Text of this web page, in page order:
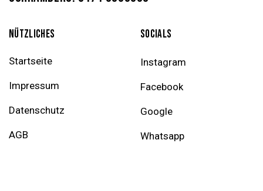
NÜTZLICHES
Startseite
Impressum
Datenschutz
AGB
SOCIALS
Instagram
Facebook
Google
Whatsapp